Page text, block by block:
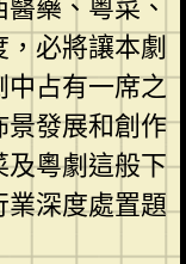
藥、粵菜、
必將讓本劇
占有一席之
發展和創作
粵劇這般下
深度處置題